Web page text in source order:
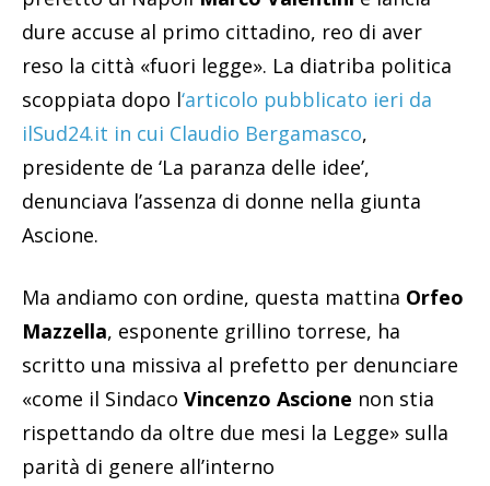
dure accuse al primo cittadino, reo di aver
reso la città «fuori legge». La diatriba politica
scoppiata dopo l‘articolo pubblicato ieri da
ilSud24.it in cui Claudio Bergamasco,
presidente de ‘La paranza delle idee’,
denunciava l’assenza di donne nella giunta
Ascione.
Ma andiamo con ordine, questa mattina Orfeo
Mazzella, esponente grillino torrese, ha
scritto una missiva al prefetto per denunciare
«come il Sindaco Vincenzo Ascione non stia
rispettando da oltre due mesi la Legge» sulla
parità di genere all’interno